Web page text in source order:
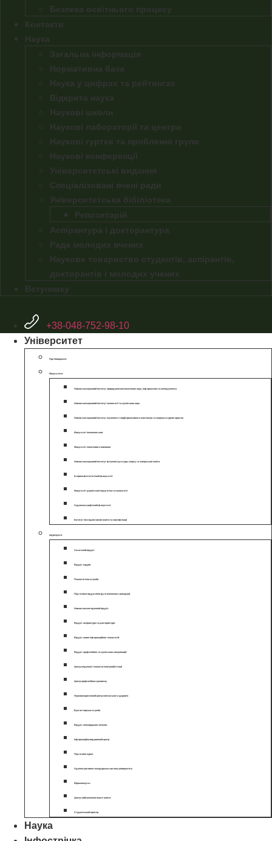
Безпека освітнього процесу
Контакти
Наука
Загальна інформація
Нормативна база
Наука у цифрах та рейтингах
Відкрита наука
Наукові школи
Наукові лабораторії та центри
Наукові гуртки та проблемні групи
Наукові конференції
Університетські видання
Спеціалізовані вчені ради
Університетська бібіліотека
Репозитарій
Аспірантура і докторантура
Рада молодих вчених
Наукове товариство студентів, аспірантів,
докторантів і молодих учених
Вступнику
+38-048-752-98-10
Університет
Про Університет
Факультети
Навчально-науковий інститут природничо-математичних наук, інформатики та менеджменту
Навчально-науковий інститут психології та суспільних наук
Навчально науковий інститут музичного і перформативного мистецтва та соціокультурних практик
Факультет іноземних мов
Факультет початкового навчання
Навчально-науковий інститут фізичної культури, спорту та спеціальної освіти
Історико-філологічний факультет
Факультет дошкільної педагогіки та психології
Художньо-графічний факультет
Інститут післядипломної освіти та сертифікації
підрозділи
Загальний відділ
Відділ кадрів
Психологічна служба
Підготовче відділення (для іноземних громадян)
Навчально-методичний відділ
Відділ аспірантури та докторантури
Відділ нових інформаційних технологій
Відділ професійних та суспільних комунікацій
Центр медичної і психологічної реабілітації
Центр професійного розвитку
Науково-практичний центр ментального здоров’я
Бухгалтерська служба
Відділ міжнародних зв’язків
Інформаційно-видавничий центр
Підготовчі курси
Адміністративно-господарська частина університету
Юрисконсульт
Центр забезпечення якості освіти
Студентський простір
Наука